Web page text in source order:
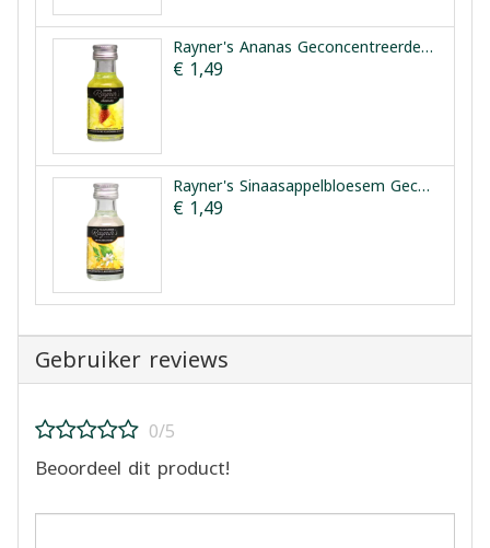
Rayner's Ananas Geconcentreerde Smaakessentie 25ml
€ 1,49
Rayner's Sinaasappelbloesem Geconcentreerde Smaakessentie 28ml
€ 1,49
Gebruiker reviews
0/5
Beoordeel dit product!